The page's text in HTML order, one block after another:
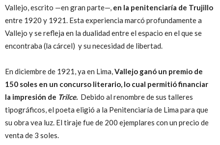
Vallejo, escrito —en gran parte—, en la penitenciaría de Trujillo
entre 1920 y 1921. Esta experiencia marcó profundamente a
Vallejo y se refleja en la dualidad entre el espacio en el que se
encontraba (la cárcel) y su necesidad de libertad.
En diciembre de 1921, ya en Lima,Vallejo ganó un premio de
150 soles en un concurso literario, lo cual permitió financiar
la impresión de Trilce. Debido al renombre de sus talleres
tipográficos, el poeta eligió a la Penitenciaría de Lima para que
su obra vea luz. El tiraje fue de 200 ejemplares con un precio de
venta de 3 soles.